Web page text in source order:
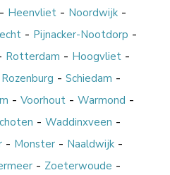
- Heenvliet - Noordwijk -
- Pijnacker-Nootdorp -
Rotterdam - Hoogvliet-
Rozenburg -Schiedam -
- Voorhout- Warmond -
-Waddinxveen -
- Monster - Naaldwijk -
- Zoeterwoude -